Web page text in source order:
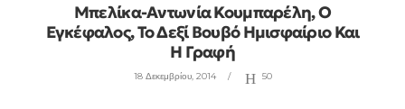
Μπελίκα-Αντωνία Κουμπαρέλη, Ο
Εγκέφαλος, Το Δεξί Βουβό Ημισφαίριο Και
Η Γραφή
18 Δεκεμβρίου, 2014 50